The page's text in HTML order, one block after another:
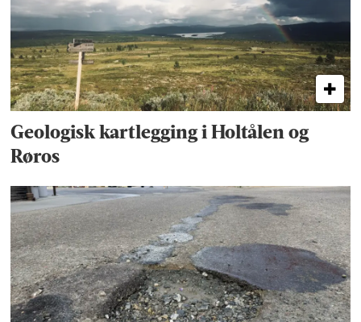
Geologisk kartlegging i Holtålen og
Røros